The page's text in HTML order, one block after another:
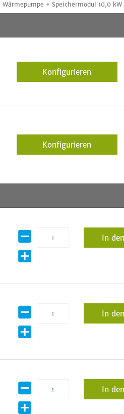
+ Speichermodul 10,0
Konfigurieren
Konfigurieren
In
In
In